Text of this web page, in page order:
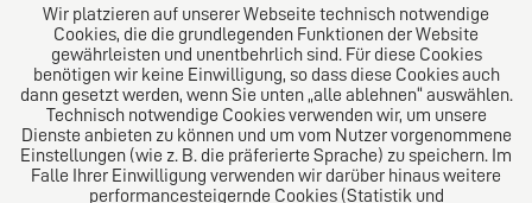
Über uns
Das Kanzlei-Vertrauensnetzwerk. Aus Europa für die
Welt. Für den erfolgreichen Mittelstand.
Folgen Sie uns auf
Wir platzieren auf unserer Webseite technisch notwendige
Cookies, die die grundlegenden Funktionen der Website
gewährleisten und unentbehrlich sind. Für diese Cookies
benötigen wir keine Einwilligung, so dass diese Cookies auch
dann gesetzt werden, wenn Sie unten „alle ablehnen“ auswählen.
Technisch notwendige Cookies verwenden wir, um unsere
Dienste anbieten zu können und um vom Nutzer vorgenommene
Einstellungen (wie z. B. die präferierte Sprache) zu speichern. Im
Falle Ihrer Einwilligung verwenden wir darüber hinaus weitere
performancesteigernde Cookies (Statistik und